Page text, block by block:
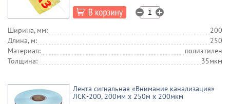
Ширина, мм:
200
Длина, м:
250
Материал:
полиэтилен
Толщина:
35мкм
Лента сигнальная «Внимание канализация»
ЛСК-200, 200мм х 250м х 200мкм